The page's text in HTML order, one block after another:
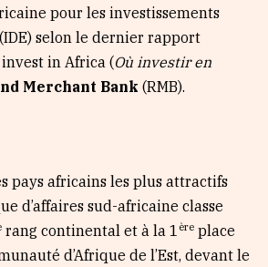
pour les investissements
selon le dernier rapport
in Africa (Où investir en
Merchant Bank (RMB).
pays africains les plus attractifs
d’affaires sud-africaine classe
rang continental et à la 1 ère place
d’Afrique de l’Est, devant le